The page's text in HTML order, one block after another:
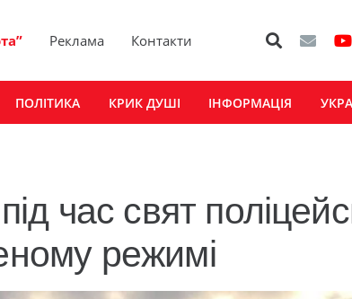
Реклама Контакти
ПОЛІТИКА КРИК ДУШІ ІНФОРМАЦІЯ
час свят
режимі